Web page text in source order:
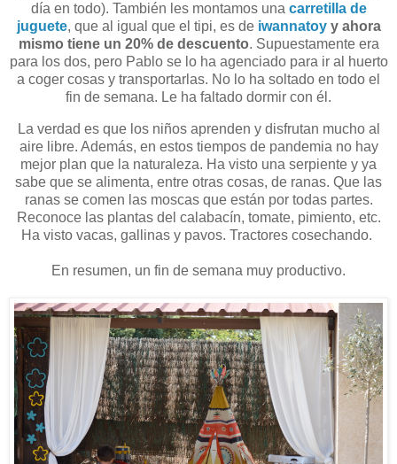
día en todo). También les montamos una carretilla de
juguete, que al igual que el tipi, es de iwannatoyy ahora
mismo tiene un 20% de descuento. Supuestamente era
para los dos, pero Pablo se lo ha agenciado para ir al huerto
a coger cosas y transportarlas. No lo ha soltado en todo el
fin de semana. Le ha faltado dormir con él.
La verdad es que los niños aprenden y disfrutan mucho al
aire libre. Además, en estos tiempos de pandemia no hay
mejor plan que la naturaleza. Ha visto una serpiente y ya
sabe que se alimenta, entre otras cosas, de ranas. Que las
ranas se comen las moscas que están por todas partes.
Reconoce las plantas del calabacín, tomate, pimiento, etc.
Ha visto vacas, gallinas y pavos. Tractores cosechando.
En resumen, un fin de semana muy productivo.